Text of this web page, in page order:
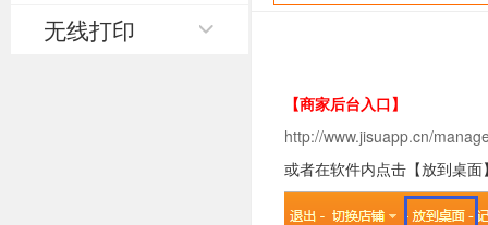
无线打印
【商家后台入口】
http://www.jisuapp.cn/
或者在软件内点击【放到桌面